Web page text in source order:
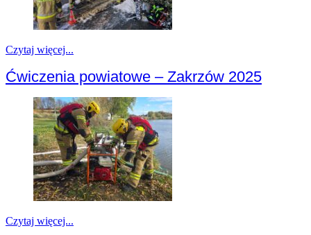
Czytaj więcej...
Ćwiczenia powiatowe – Zakrzów 2025
Czytaj więcej...